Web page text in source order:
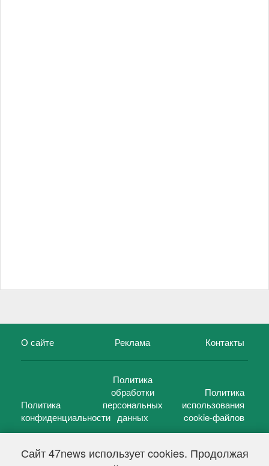
Сайт 47news использует cookies. Продолжая
О сайте Реклама Контакты
Политика
конфиденциальности
Политика
обработки
персональных
данных
Политика
использования
cookie-файлов